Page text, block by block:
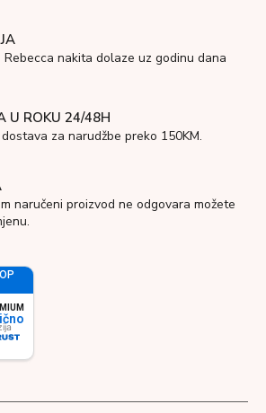
Rebecca nakita dolaze uz godinu dana
U ROKU 24/48H
za narudžbe preko 150KM.
naručeni proizvod ne odgovara možete